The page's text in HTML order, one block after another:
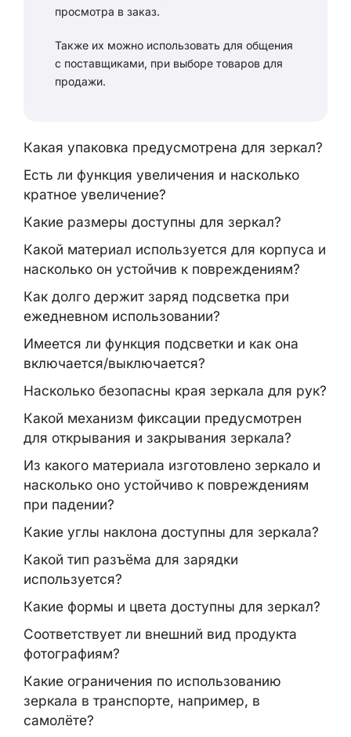
просмотра в заказ.
Также их можно использовать для общения
с поставщиками, при выборе товаров для
продажи.
Какая упаковка предусмотрена для зеркал?
Есть ли функция увеличения и насколько
кратное увеличение?
Какие размеры доступны для зеркал?
Какой материал используется для корпуса и
насколько он устойчив к повреждениям?
Как долго держит заряд подсветка при
ежедневном использовании?
Имеется ли функция подсветки и как она
включается/выключается?
Насколько безопасны края зеркала для рук?
Какой механизм фиксации предусмотрен
для открывания и закрывания зеркала?
Из какого материала изготовлено зеркало и
насколько оно устойчиво к повреждениям
при падении?
Какие углы наклона доступны для зеркала?
Какой тип разъёма для зарядки
используется?
Какие формы и цвета доступны для зеркал?
Соответствует ли внешний вид продукта
фотографиям?
Какие ограничения по использованию
зеркала в транспорте, например, в
самолёте?